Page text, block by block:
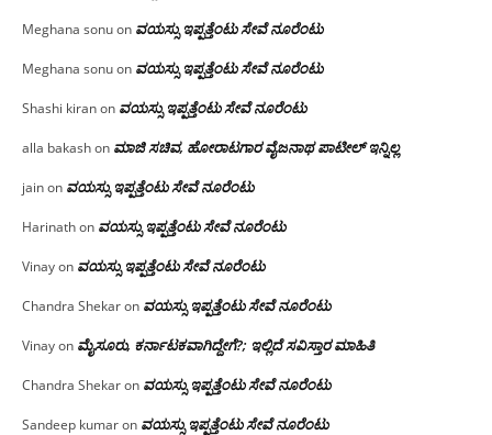
Meghana sonuon ವಯಸ್ಸು ಇಪ್ಪತ್ತೆಂಟು ಸೇವೆ ನೂರೆಂಟು
Meghana sonuon ವಯಸ್ಸು ಇಪ್ಪತ್ತೆಂಟು ಸೇವೆ ನೂರೆಂಟು
Shashi kiranon ವಯಸ್ಸು ಇಪ್ಪತ್ತೆಂಟು ಸೇವೆ ನೂರೆಂಟು
alla bakashon ಮಾಜಿ ಸಚಿವ, ಹೋರಾಟಗಾರ ವೈಜನಾಥ ಪಾಟೀಲ್ ಇನ್ನಿಲ್ಲ
jainon ವಯಸ್ಸು ಇಪ್ಪತ್ತೆಂಟು ಸೇವೆ ನೂರೆಂಟು
Harinathon ವಯಸ್ಸು ಇಪ್ಪತ್ತೆಂಟು ಸೇವೆ ನೂರೆಂಟು
Vinayon ವಯಸ್ಸು ಇಪ್ಪತ್ತೆಂಟು ಸೇವೆ ನೂರೆಂಟು
Chandra Shekaron ವಯಸ್ಸು ಇಪ್ಪತ್ತೆಂಟು ಸೇವೆ ನೂರೆಂಟು
Vinayon ಮೈಸೂರು, ಕರ್ನಾಟಕವಾಗಿದ್ದೇಗೆ?; ಇಲ್ಲಿದೆ ಸವಿಸ್ತಾರ ಮಾಹಿತಿ
Chandra Shekaron ವಯಸ್ಸು ಇಪ್ಪತ್ತೆಂಟು ಸೇವೆ ನೂರೆಂಟು
Sandeep kumaron ವಯಸ್ಸು ಇಪ್ಪತ್ತೆಂಟು ಸೇವೆ ನೂರೆಂಟು